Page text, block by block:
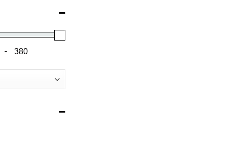
Minimum Price
-
Maximum Price